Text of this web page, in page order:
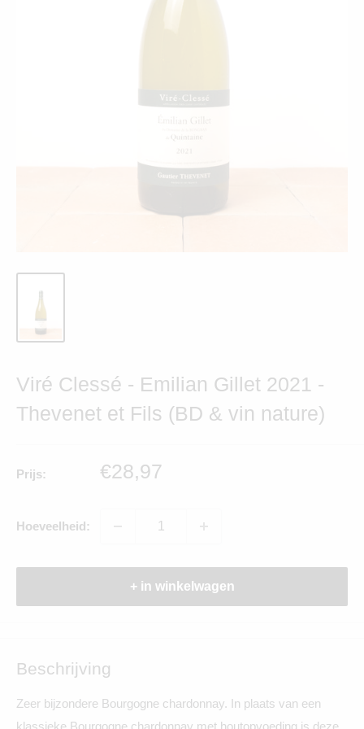
Viré Clessé - Emilian Gillet 2021 -
Thevenet et Fils (BD & vin nature)
Prijs: Verkoopprijs
€28,97
Hoeveelheid:
+ in winkelwagen
Beschrijving
Zeer bijzondere Bourgogne chardonnay. In plaats van een